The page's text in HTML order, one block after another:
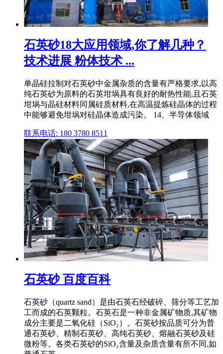
石英砂18大应用领域,你了解几种？
技术进展 粉体技术 ...
单晶硅拉制对石英砂中金属杂质的含量有严格要求,以高
纯石英砂为原料的石英坩埚具有良好的耐热性能,且石英
坩埚与晶硅材料同属硅质材料,在高温提炼硅晶体的过程
中能够避免坩埚对硅晶体造成污染。 14、半导体领域
联系电话: 180 3780 8511
石英砂 百度百科
石英砂（quartz sand）是由石英石经破碎、筛分等工艺加
工而成的石英颗粒。石英石是一种非金属矿物质,其矿物
成分主要是二氧化硅（SiO₂）。石英砂按品质可分为普
通石英砂、精制石英砂、高纯石英砂、熔融石英砂及硅
微粉等。各类石英砂的SiO₂含量及杂质含量有所不同,如